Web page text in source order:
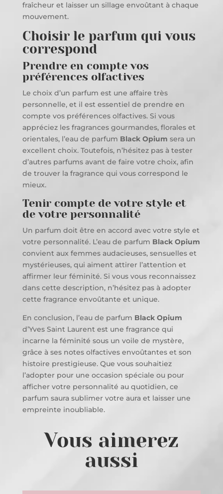
fraîcheur et laisser un sillage envoûtant à chaque
mouvement.
Choisir le parfum qui vous
correspond
Prendre en compte vos
préférences olfactives
Le choix d’un parfum est une affaire très
personnelle, et il est essentiel de prendre en
compte vos préférences olfactives. Si vous
appréciez les fragrances gourmandes, florales et
orientales, l’eau de parfum Black Opium sera un
excellent choix. Toutefois, n’hésitez pas à tester
d’autres parfums avant de faire votre choix, afin
de trouver la fragrance qui vous correspond le
mieux.
Tenir compte de votre style et
de votre personnalité
Un parfum doit être en accord avec votre style et
votre personnalité. L’eau de parfum Black Opium
convient aux femmes audacieuses, sensuelles et
mystérieuses, qui aiment attirer l’attention et
affirmer leur féminité. Si vous vous reconnaissez
dans cette description, n’hésitez pas à adopter
cette fragrance envoûtante et unique.
En conclusion, l’eau de parfum Black Opium
d’Yves Saint Laurent est une fragrance qui
incarne la féminité sous un voile de mystère,
grâce à ses notes olfactives envoûtantes et son
histoire prestigieuse. Que vous souhaitiez
l’adopter pour une occasion spéciale ou pour
afficher votre personnalité au quotidien, ce
parfum saura sublimer votre aura et laisser une
empreinte inoubliable.
Vous aimerez
aussi